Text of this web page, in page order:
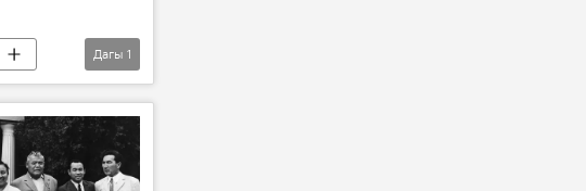
Дагы 1